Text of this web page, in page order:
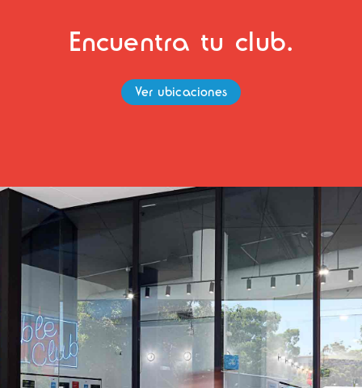
Encuentra tu club.
Ver ubicaciones